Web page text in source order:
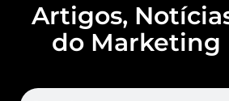
Artigos,
do Marketing